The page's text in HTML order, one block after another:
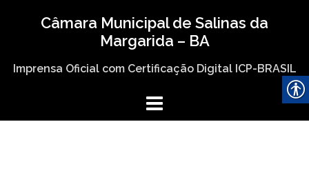
Câmara Municipal de Salinas da
Margarida – BA
Imprensa Oficial com Certificação Digital ICP-BRASIL